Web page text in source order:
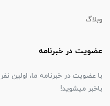
وبلاگ
عضویت در خبرنامه
با عضویت در خبرنامه ما، اولین
باخبر میشوید!